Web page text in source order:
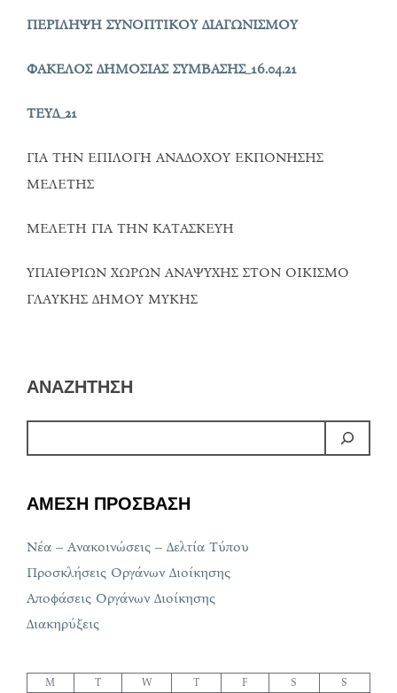
ΠEΡΙΛΗΨΗ ΣΥΝΟΠΤΙΚΟΥ ΔΙΑΓΩΝΙΣΜΟΥ
ΦΑΚΕΛΟΣ ΔΗΜΟΣΙΑΣ ΣΥΜΒΑΣΗΣ_16.04.21
ΤΕΥΔ_21
ΓΙΑ ΤΗΝ ΕΠΙΛΟΓΗ ΑΝΑΔΟΧΟΥ ΕΚΠΟΝΗΣΗΣ
ΜΕΛΕΤΗΣ
ΜΕΛΕΤΗ ΓΙΑ ΤΗΝ ΚΑΤΑΣΚΕΥΗ
ΥΠΑΙΘΡΙΩΝ ΧΩΡΩΝ ΑΝΑΨΥΧΗΣ ΣΤΟΝ ΟΙΚΙΣΜΟ
ΓΛΑΥΚΗΣ ΔΗΜΟΥ ΜΥΚΗΣ
ΑΝΑΖΗΤΗΣΗ
ΑΜΕΣΗ ΠΡΟΣΒΑΣΗ
Νέα – Ανακοινώσεις – Δελτία Τύπου
Προσκλήσεις Οργάνων Διοίκησης
Αποφάσεις Οργάνων Διοίκησης
Διακηρύξεις
M T W T F S S